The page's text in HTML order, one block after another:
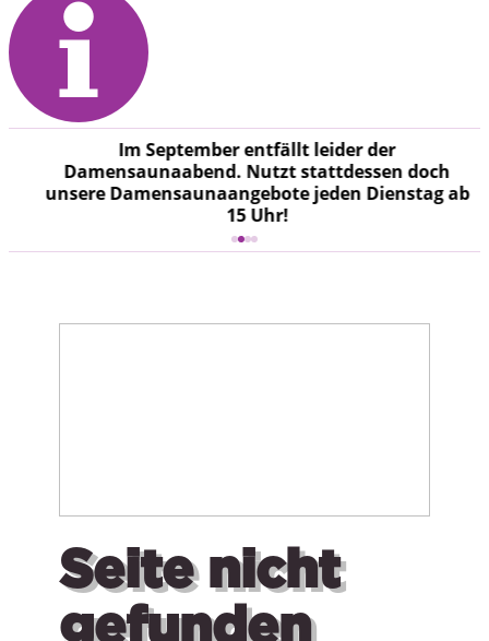
Im September entfällt leider der
Damensaunaabend. Nutzt stattdessen doch
unsere Damensaunaangebote jeden Dienstag ab
15 Uhr!
Seite nicht
gefunden